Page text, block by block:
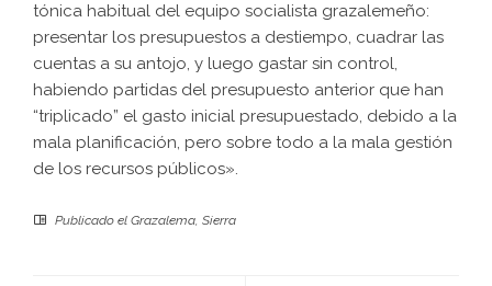
tónica habitual del equipo socialista grazalemeño:
presentar los presupuestos a destiempo, cuadrar las
cuentas a su antojo, y luego gastar sin control,
habiendo partidas del presupuesto anterior que han
“triplicado” el gasto inicial presupuestado, debido a la
mala planificación, pero sobre todo a la mala gestión
de los recursos públicos».
Publicado el Grazalema, Sierra